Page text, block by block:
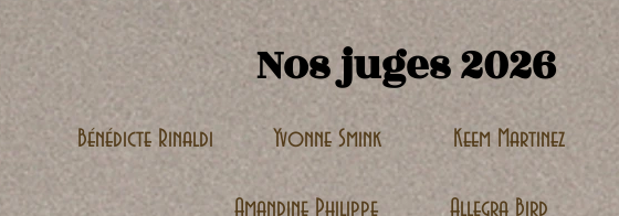
Nos juges 2026
Bénédicte Rinaldi Yvonne Smink Keem Martinez
Amandine Philippe Allegra Bird